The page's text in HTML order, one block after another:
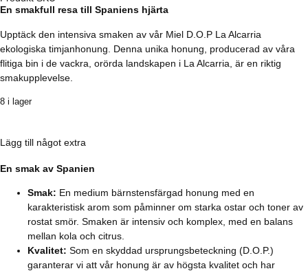
En smakfull resa till Spaniens hjärta
Upptäck den intensiva smaken av vår Miel D.O.P La Alcarria
ekologiska timjanhonung. Denna unika honung, producerad av våra
flitiga bin i de vackra, orörda landskapen i La Alcarria, är en riktig
smakupplevelse.
8 i lager
Lägg till något extra
En smak av Spanien
Smak: En medium bärnstensfärgad honung med en
karakteristisk arom som påminner om starka ostar och toner av
rostat smör. Smaken är intensiv och komplex, med en balans
mellan kola och citrus.
Kvalitet: Som en skyddad ursprungsbeteckning (D.O.P.)
garanterar vi att vår honung är av högsta kvalitet och har